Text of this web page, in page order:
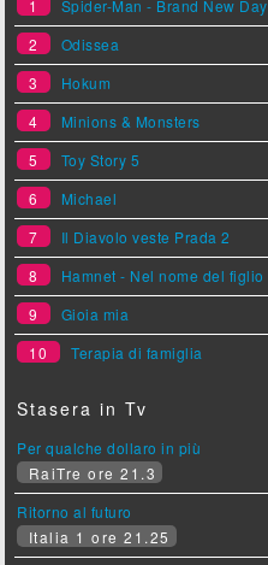
1
Spider-Man - Brand New Day
2
Odissea
3
Hokum
4
Minions & Monsters
5
Toy Story 5
6
Michael
7
Il Diavolo veste Prada 2
8
Hamnet - Nel nome del figlio
9
Gioia mia
10
Terapia di famiglia
Stasera in Tv
Per qualche dollaro in più
RaiTre ore 21.3
Ritorno al futuro
Italia 1 ore 21.25